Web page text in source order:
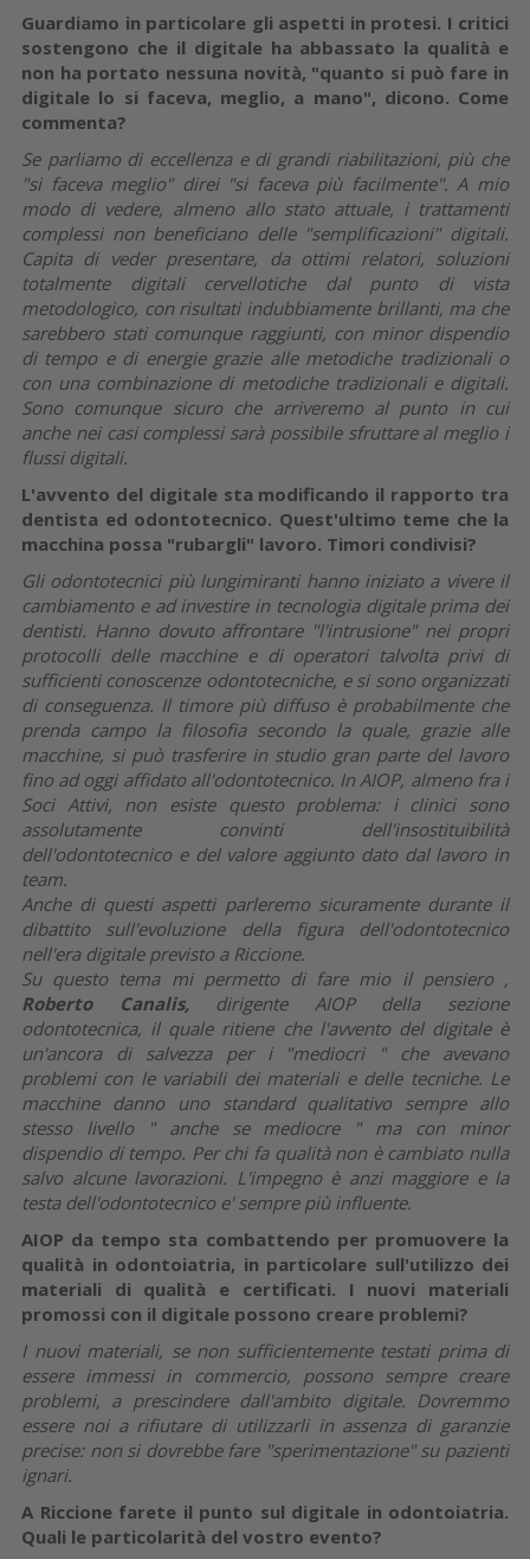
Guardiamo in particolare gli aspetti in protesi. I critici
sostengono che il digitale ha abbassato la qualità e
non ha portato nessuna novità, "quanto si può fare in
digitale lo si faceva, meglio, a mano", dicono. Come
commenta?
Se parliamo di eccellenza e di grandi riabilitazioni, più che
"si faceva meglio" direi "si faceva più facilmente". A mio
modo di vedere, almeno allo stato attuale, i trattamenti
complessi non beneficiano delle "semplificazioni" digitali.
Capita di veder presentare, da ottimi relatori, soluzioni
totalmente digitali cervellotiche dal punto di vista
metodologico, con risultati indubbiamente brillanti, ma che
sarebbero stati comunque raggiunti, con minor dispendio
di tempo e di energie grazie alle metodiche tradizionali o
con una combinazione di metodiche tradizionali e digitali.
Sono comunque sicuro che arriveremo al punto in cui
anche nei casi complessi sarà possibile sfruttare al meglio i
flussi digitali.
L'avvento del digitale sta modificando il rapporto tra
dentista ed odontotecnico. Quest'ultimo teme che la
macchina possa "rubargli" lavoro. Timori condivisi?
Gli odontotecnici più lungimiranti hanno iniziato a vivere il
cambiamento e ad investire in tecnologia digitale prima dei
dentisti. Hanno dovuto affrontare "l'intrusione" nei propri
protocolli delle macchine e di operatori talvolta privi di
sufficienti conoscenze odontotecniche, e si sono organizzati
di conseguenza. Il timore più diffuso è probabilmente che
prenda campo la filosofia secondo la quale, grazie alle
macchine, si può trasferire in studio gran parte del lavoro
fino ad oggi affidato all'odontotecnico. In AIOP, almeno fra i
Soci Attivi, non esiste questo problema: i clinici sono
assolutamente convinti dell'insostituibilità
dell'odontotecnico e del valore aggiunto dato dal lavoro in
team.
Anche di questi aspetti parleremo sicuramente durante il
dibattito sull'evoluzione della figura dell'odontotecnico
nell'era digitale previsto a Riccione.
Su questo tema mi permetto di fare mio il pensiero ,
Roberto Canalis,dirigente AIOP della sezione
odontotecnica, il quale ritiene che l'avvento del digitale è
un'ancora di salvezza per i "mediocri " che avevano
problemi con le variabili dei materiali e delle tecniche. Le
macchine danno uno standard qualitativo sempre allo
stesso livello " anche se mediocre " ma con minor
dispendio di tempo. Per chi fa qualità non è cambiato nulla
salvo alcune lavorazioni. L'impegno è anzi maggiore e la
testa dell'odontotecnico e' sempre più influente.
AIOP da tempo sta combattendo per promuovere la
qualità in odontoiatria, in particolare sull'utilizzo dei
materiali di qualità e certificati. I nuovi materiali
promossi con il digitale possono creare problemi?
I nuovi materiali, se non sufficientemente testati prima di
essere immessi in commercio, possono sempre creare
problemi, a prescindere dall'ambito digitale. Dovremmo
essere noi a rifiutare di utilizzarli in assenza di garanzie
precise: non si dovrebbe fare "sperimentazione" su pazienti
ignari.
A Riccione farete il punto sul digitale in odontoiatria.
Quali le particolarità del vostro evento?